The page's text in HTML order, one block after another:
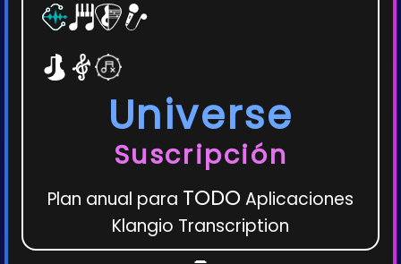
Universe
Suscripción
Plan anual para TODOAplicaciones
Klangio Transcription